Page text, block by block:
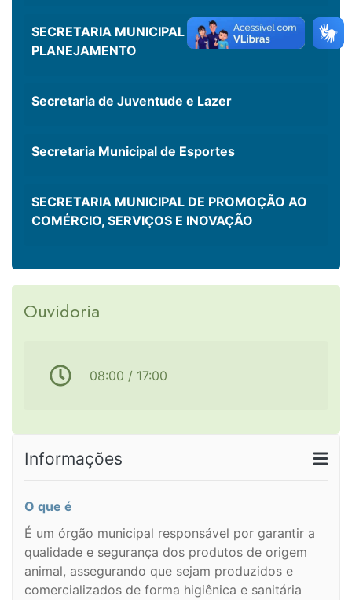
SECRETARIA MUNICIPAL DE FINANÇAS E
PLANEJAMENTO
Secretaria de Juventude e Lazer
Secretaria Municipal de Esportes
SECRETARIA MUNICIPAL DE PROMOÇÃO AO
COMÉRCIO, SERVIÇOS E INOVAÇÃO
Ouvidoria
08:00 / 17:00
Informações
O que é
É um órgão municipal responsável por garantir a
qualidade e segurança dos produtos de origem
animal, assegurando que sejam produzidos e
comercializados de forma higiênica e sanitária